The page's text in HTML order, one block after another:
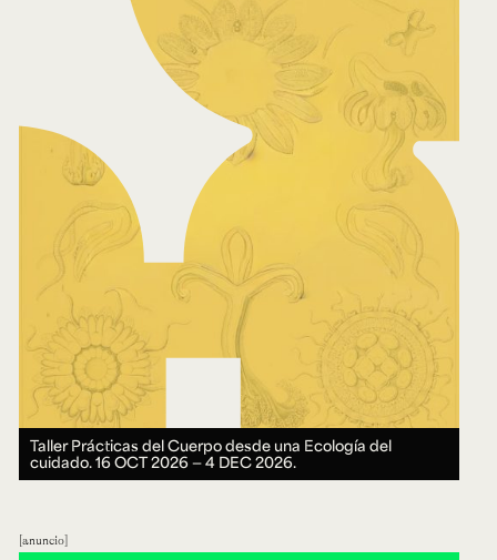
Taller Prácticas del Cuerpo desde una Ecología del
cuidado.16 OCT 2026 ― 4 DEC 2026.
anuncio